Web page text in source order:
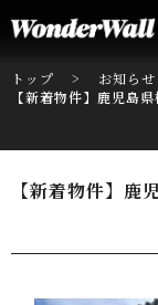
トップ
お知らせ
【新着物件】鹿児島
【新着物件】鹿